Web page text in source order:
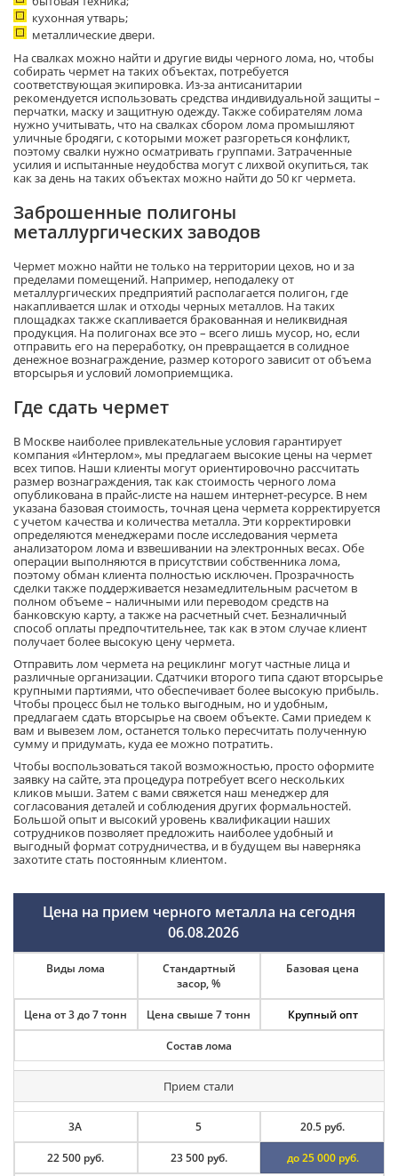
кухонная утварь;
металлические двери.
На свалках можно найти и другие виды черного лома, но, чтобы
собирать чермет на таких объектах, потребуется
соответствующая экипировка. Из-за антисанитарии
рекомендуется использовать средства индивидуальной защиты –
перчатки, маску и защитную одежду. Также собирателям лома
нужно учитывать, что на свалках сбором лома промышляют
уличные бродяги, с которыми может разгореться конфликт,
поэтому свалки нужно осматривать группами. Затраченные
усилия и испытанные неудобства могут с лихвой окупиться, так
как за день на таких объектах можно найти до 50 кг чермета.
Заброшенные полигоны
металлургических заводов
Чермет можно найти не только на территории цехов, но и за
пределами помещений. Например, неподалеку от
металлургических предприятий располагается полигон, где
накапливается шлак и отходы черных металлов. На таких
площадках также скапливается бракованная и неликвидная
продукция. На полигонах все это – всего лишь мусор, но, если
отправить его на переработку, он превращается в солидное
денежное вознаграждение, размер которого зависит от объема
вторсырья и условий ломоприемщика.
Где сдать чермет
В Москве наиболее привлекательные условия гарантирует
компания «Интерлом», мы предлагаем высокие цены на чермет
всех типов. Наши клиенты могут ориентировочно рассчитать
размер вознаграждения, так как стоимость черного лома
опубликована в прайс-листе на нашем интернет-ресурсе. В нем
указана базовая стоимость, точная цена чермета корректируется
с учетом качества и количества металла. Эти корректировки
определяются менеджерами после исследования чермета
анализатором лома и взвешивании на электронных весах. Обе
операции выполняются в присутствии собственника лома,
поэтому обман клиента полностью исключен. Прозрачность
сделки также поддерживается незамедлительным расчетом в
полном объеме – наличными или переводом средств на
банковскую карту, а также на расчетный счет. Безналичный
способ оплаты предпочтительнее, так как в этом случае клиент
получает более высокую цену чермета.
Отправить лом чермета на рециклинг могут частные лица и
различные организации. Сдатчики второго типа сдают вторсырье
крупными партиями, что обеспечивает более высокую прибыль.
Чтобы процесс был не только выгодным, но и удобным,
предлагаем сдать вторсырье на своем объекте. Сами приедем к
вам и вывезем лом, останется только пересчитать полученную
сумму и придумать, куда ее можно потратить.
Чтобы воспользоваться такой возможностью, просто оформите
заявку на сайте, эта процедура потребует всего нескольких
кликов мыши. Затем с вами свяжется наш менеджер для
согласования деталей и соблюдения других формальностей.
Большой опыт и высокий уровень квалификации наших
сотрудников позволяет предложить наиболее удобный и
выгодный формат сотрудничества, и в будущем вы наверняка
захотите стать постоянным клиентом.
Цена на прием черного металла на сегодня
06.08.2026
Виды лома
Состав лома
Стандартный
засор, %
Базовая цена
Цена от 3 до 7 тонн Цена свыше 7 тонн Крупный опт
Прием стали
3А 5 20.5 руб.
22 500 руб. 23 500 руб. до 25 000 руб.